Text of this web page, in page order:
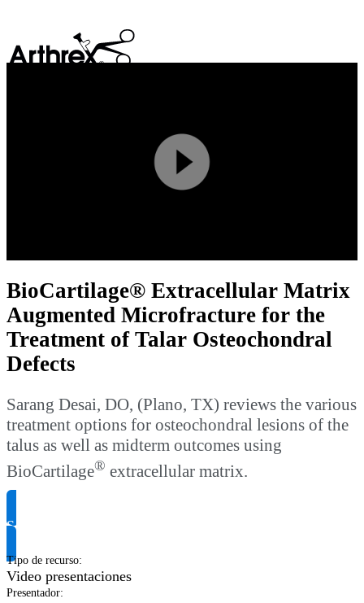
Play
Video
BioCartilage® Extracellular Matrix
Augmented Microfracture for the
Treatment of Talar Osteochondral
Defects
Sarang Desai, DO, (Plano, TX) reviews the various
treatment options for osteochondral lesions of the
talus as well as midterm outcomes using
BioCartilage® extracellular matrix.
Solicitar información del producto
Tipo de recurso:
Video presentaciones
Presentador: